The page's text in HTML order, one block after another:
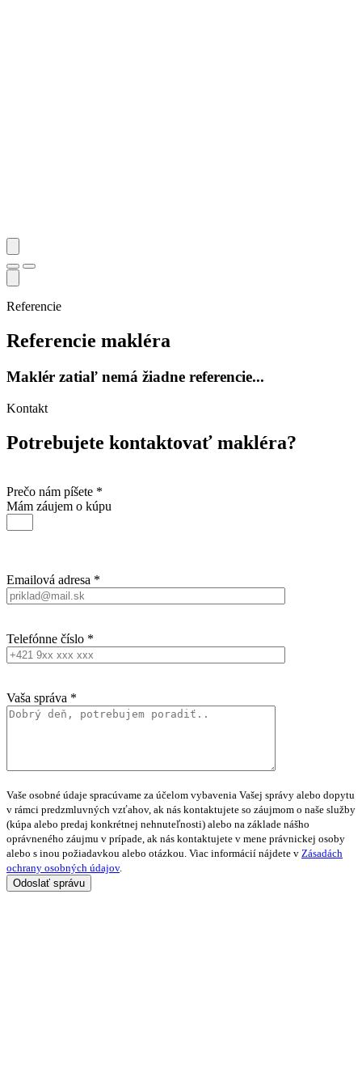
Referencie
Referencie makléra
Maklér zatiaľ nemá žiadne referencie...
Kontakt
Potrebujete kontaktovať makléra?
Prečo nám píšete *
Mám záujem o kúpu
Emailová adresa *
Telefónne číslo *
Vaša správa *
Vaše osobné údaje spracúvame za účelom vybavenia Vašej správy alebo dopytu
v rámci predzmluvných vzťahov, ak nás kontaktujete so záujmom o naše služby
(kúpa alebo predaj konkrétnej nehnuteľnosti) alebo na základe nášho
oprávneného záujmu v prípade, ak nás kontaktujete v mene právnickej osoby
alebo s inou požiadavkou alebo otázkou. Viac informácií nájdete v Zásadách
ochrany osobných údajov.